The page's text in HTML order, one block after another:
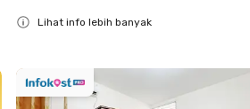
Lihat info lebih banyak